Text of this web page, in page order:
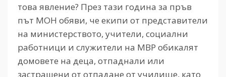
това явление? През тази година за пръв
път МОН обяви, че екипи от представители
на министерството, учители, социални
работници и служители на МВР обикалят
домовете на деца, отпаднали или
застрашени от отпадане от училище, като